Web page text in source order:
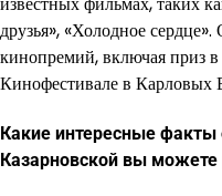
друзья», «Холодное
кинопремий, включая приз
Кинофестивале в Карловых
Какие интересные
Казарновской вы можете